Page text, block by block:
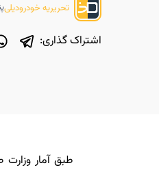
تحریریه خودرودیلی
اشتراک گذاری: